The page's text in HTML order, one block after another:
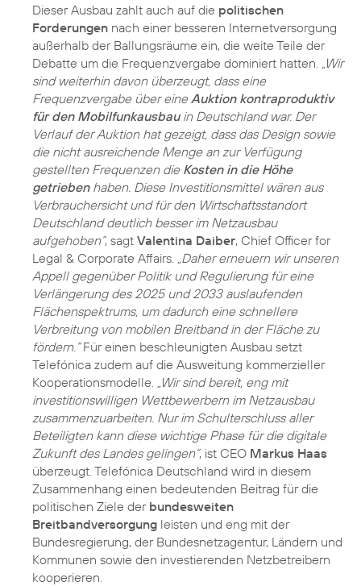
Dieser Ausbau zahlt auch auf die politischen
Forderungen nach einer besseren Internetversorgung
außerhalb der Ballungsräume ein, die weite Teile der
Debatte um die Frequenzvergabe dominiert hatten.
„Wir
sind weiterhin davon überzeugt, dass eine
Frequenzvergabe über eineAuktion kontraproduktiv
für den Mobilfunkausbauin Deutschland war. Der
Verlauf der Auktion hat gezeigt, dass das Design sowie
die nicht ausreichende Menge an zur Verfügung
gestellten Frequenzen die Kosten in die Höhe
getriebenhaben. Diese Investitionsmittel wären aus
Verbrauchersicht und für den Wirtschaftsstandort
Deutschland deutlich besser im Netzausbau
aufgehoben“, sagt Valentina Daiber, Chief Officer for
Legal & Corporate Affairs.
„Daher erneuern wir unseren
Appell gegenüber Politik und Regulierung für eine
Verlängerung des 2025 und 2033 auslaufenden
Flächenspektrums, um dadurch eine schnellere
Verbreitung von mobilen Breitband in der Fläche zu
fördern.“Für einen beschleunigten Ausbau setzt
Telefónica zudem auf die Ausweitung kommerzieller
Kooperationsmodelle.
„Wir sind bereit, eng mit
investitionswilligen Wettbewerbern im Netzausbau
zusammenzuarbeiten. Nur im Schulterschluss aller
Beteiligten kann diese wichtige Phase für die digitale
Zukunft des Landes gelingen“, ist CEO Markus Haas
überzeugt. Telefónica Deutschland wird in diesem
Zusammenhang einen bedeutenden Beitrag für die
politischen Ziele der bundesweiten
Breitbandversorgung leisten und eng mit der
Bundesregierung, der Bundesnetzagentur, Ländern und
Kommunen sowie den investierenden Netzbetreibern
kooperieren.